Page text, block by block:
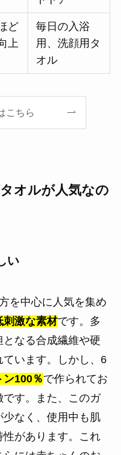
ど
上
毎日の入浴
用、洗顔用タ
オル
こちら
オルが人気なの
い
を中心に人気を集め
刺激な素材です。多
なる合成繊維や硬
います。しかし、6
ン100％で作られてお
です。また、このガ
なく、使用中も肌
があります。これ